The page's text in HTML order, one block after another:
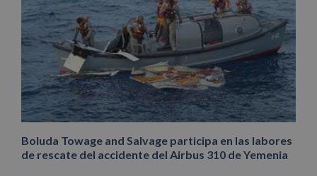
Boluda Towage and Salvage participa en las labores
de rescate del accidente del Airbus 310 de Yemenia